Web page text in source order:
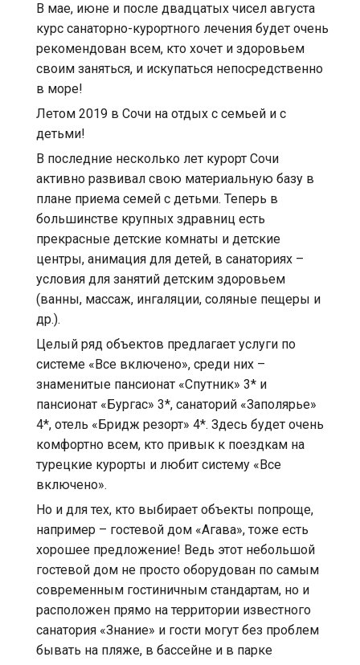
В мае, июне и после двадцатых чисел августа
курс санаторно-курортного лечения будет очень
рекомендован всем, кто хочет и здоровьем
своим заняться, и искупаться непосредственно
в море!
Летом 2019 в Сочи на отдых с семьей и с
детьми!
В последние несколько лет курорт Сочи
активно развивал свою материальную базу в
плане приема семей с детьми. Теперь в
большинстве крупных здравниц есть
прекрасные детские комнаты и детские
центры, анимация для детей, в санаториях –
условия для занятий детским здоровьем
(ванны, массаж, ингаляции, соляные пещеры и
др.).
Целый ряд объектов предлагает услуги по
системе «Все включено», среди них –
знаменитые пансионат «Спутник» 3* и
пансионат «Бургас» 3*, санаторий «Заполярье»
4*, отель «Бридж резорт» 4*. Здесь будет очень
комфортно всем, кто привык к поездкам на
турецкие курорты и любит систему «Все
включено».
Но и для тех, кто выбирает объекты попроще,
например – гостевой дом «Агава», тоже есть
хорошее предложение! Ведь этот небольшой
гостевой дом не просто оборудован по самым
современным гостиничным стандартам, но и
расположен прямо на территории известного
санатория «Знание» и гости могут без проблем
бывать на пляже, в бассейне и в парке